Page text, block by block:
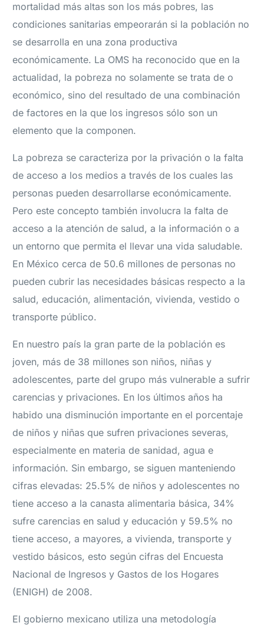
mortalidad más altas son los más pobres, las
condiciones sanitarias empeorarán si la población no
se desarrolla en una zona productiva
económicamente. La OMS ha reconocido que en la
actualidad, la pobreza no solamente se trata de o
económico, sino del resultado de una combinación
de factores en la que los ingresos sólo son un
elemento que la componen.
La pobreza se caracteriza por la privación o la falta
de acceso a los medios a través de los cuales las
personas pueden desarrollarse económicamente.
Pero este concepto también involucra la falta de
acceso a la atención de salud, a la información o a
un entorno que permita el llevar una vida saludable.
En México cerca de 50.6 millones de personas no
pueden cubrir las necesidades básicas respecto a la
salud, educación, alimentación, vivienda, vestido o
transporte público.
En nuestro país la gran parte de la población es
joven, más de 38 millones son niños, niñas y
adolescentes, parte del grupo más vulnerable a sufrir
carencias y privaciones. En los últimos años ha
habido una disminución importante en el porcentaje
de niños y niñas que sufren privaciones severas,
especialmente en materia de sanidad, agua e
información. Sin embargo, se siguen manteniendo
cifras elevadas: 25.5% de niños y adolescentes no
tiene acceso a la canasta alimentaria básica, 34%
sufre carencias en salud y educación y 59.5% no
tiene acceso, a mayores, a vivienda, transporte y
vestido básicos, esto según cifras del Encuesta
Nacional de Ingresos y Gastos de los Hogares
(ENIGH) de 2008.
El gobierno mexicano utiliza una metodología